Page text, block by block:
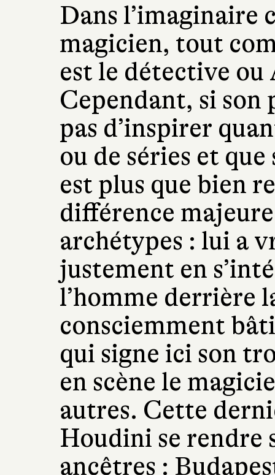
Dans
magicien, tout
est le détective
Cependant, si son
pas d’inspirer
ou de séries et
est plus que bien
différence majeure
archétypes : lui a
justement en
l’homme derrière
consciemment
qui signe ici son
en scène le
autres. Cette
Houdini se rendre
ancêtres :